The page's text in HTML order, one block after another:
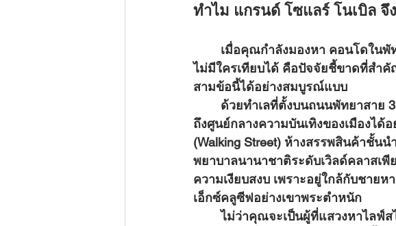
ทำไม แกรนด์ โซแลร์ โนเบิล
	เมื่อคุณกำลังมองหา
คอนโดในพั
ไม่มีใครเทียบได้ คือปัจจัยชี้ขาดที่สำ
สามข้อนี้ได้อย่างสมบูรณ์แบบ
ถึงศูนย์กลางความบันเทิงของเมืองไ
(Walking Street) ห้างสรรพสินค้าชั้นน
พยาบาลนานาชาติระดับเวิลด์คลาสเ
ความเงียบสงบ เพราะอยู่ใกล้กับชาย
เอ็กซ์คลูซีฟอย่างเขาพระตำหนัก
	ไม่ว่าคุณจะเป็นผู้ที่แสวงหาไลฟ์สไตล์และบ้านพักตากอากาศสุดตระการตา หรือนักลงทุนที่